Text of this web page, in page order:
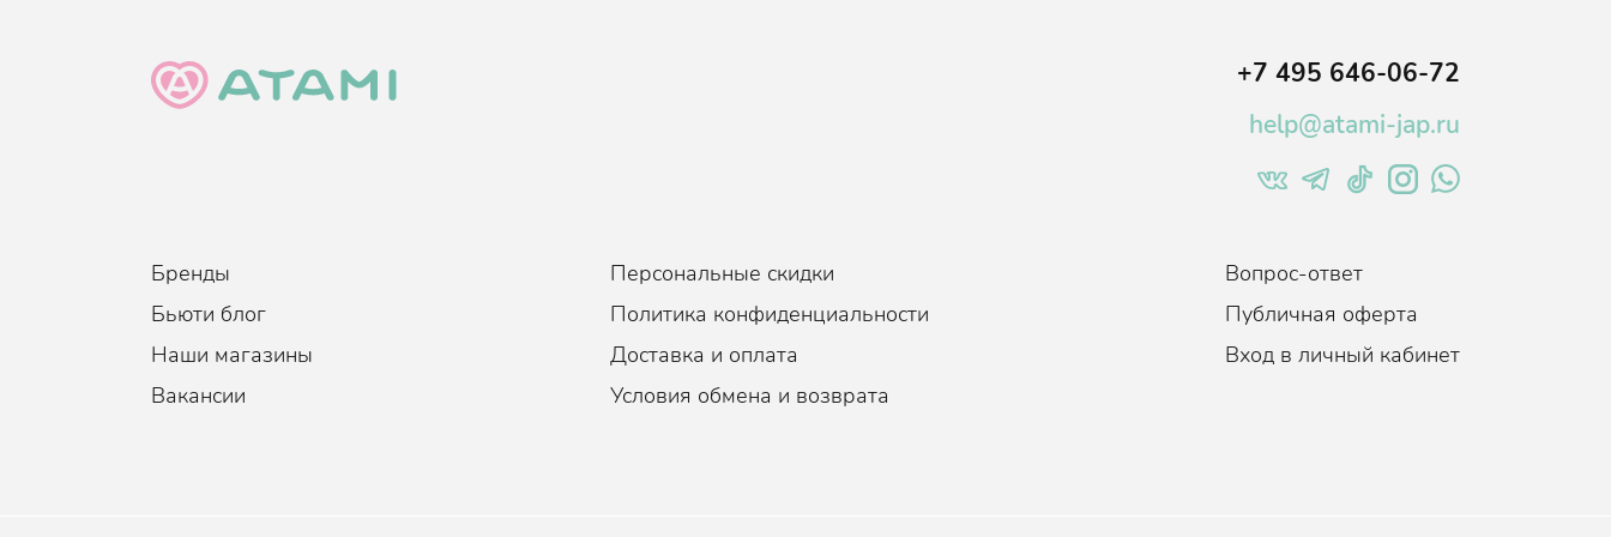
Тип кожи: Все типы кожи
Когда использовать : По необходимости, -, Ежедневно
+7 495 646-06-72
help@atami-jap.ru
Бренды
Бьюти блог
Наши магазины
Вакансии
Персональные скидки
Политика конфиденциальности
Доставка и оплата
Условия обмена и возврата
Вопрос-ответ
Публичная оферта
Вход в личный кабинет